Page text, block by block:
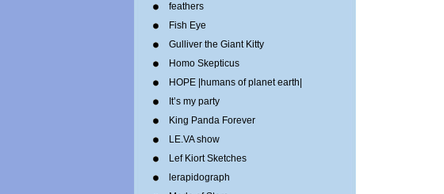
feathers
Fish Eye
Gulliver the Giant Kitty
Homo Skepticus
HOPE |humans of planet earth|
It’s my party
King Panda Forever
LE.VA show
Lef Kiort Sketches
lerapidograph